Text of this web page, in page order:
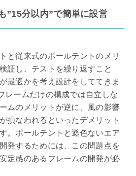
”15分以内”で簡単に設営
と従来式のポールテントのメリ
証し、テストを繰り返すこと
最適かを考え設計をしててきま
レームだけの構成では自立しな
ムのメリットが逆に、風の影響
損なわれるといったデメリット
。ポールテントと遜色ないエア
発するためには、この問題点を
定感のあるフレームの開発が必